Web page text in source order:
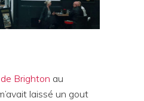
Brighton au
laissé un gout